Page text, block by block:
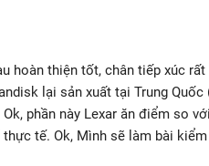
hoàn thiện tốt, chân tiếp xúc
lại sản xuất tại Trung
Ok, phần này Lexar ăn điểm so
tế. Ok, Mình sẽ làm bài